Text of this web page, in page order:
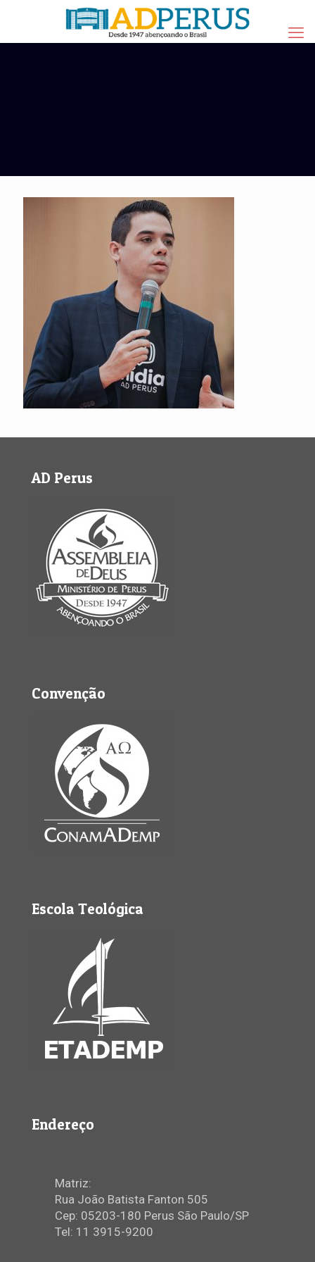
AD Perus
Convenção
Escola Teológica
Endereço
Matriz:
Rua João Batista Fanton 505
Cep: 05203-180 Perus São Paulo/SP
Tel: 11 3915-9200